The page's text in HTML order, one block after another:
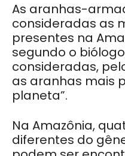
As aranhas-
consideradas as
presentes na
segundo o
consideradas,
as aranhas mais
planeta”.
Na Amazônia,
diferentes do